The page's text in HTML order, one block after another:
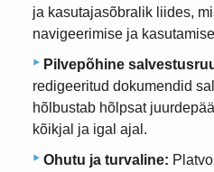
ja kasutajasõbralik liides,
navigeerimise ja
Pilvepõhine
redigeeritud dokumendid
hõlbustab hõlpsat
kõikjal ja igal ajal.
Ohutu ja turvaline: